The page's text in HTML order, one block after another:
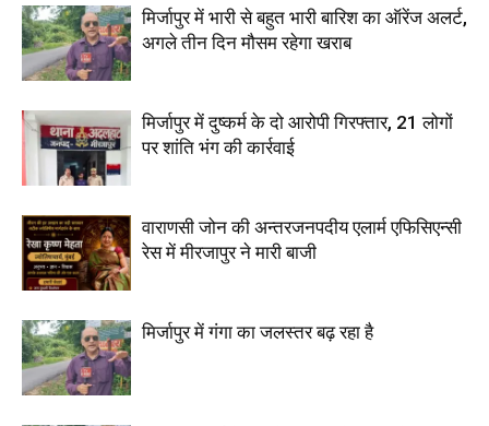
मिर्जापुर में भारी से बहुत भारी बारिश का ऑरेंज अलर्ट,
अगले तीन दिन मौसम रहेगा खराब
मिर्जापुर में दुष्कर्म के दो आरोपी गिरफ्तार, 21 लोगों
पर शांति भंग की कार्रवाई
वाराणसी जोन की अन्तरजनपदीय एलार्म एफिसिएन्सी
रेस में मीरजापुर ने मारी बाजी
मिर्जापुर में गंगा का जलस्तर बढ़ रहा है